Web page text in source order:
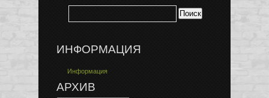
ИНФОРМАЦИЯ
Информация
АРХИВ